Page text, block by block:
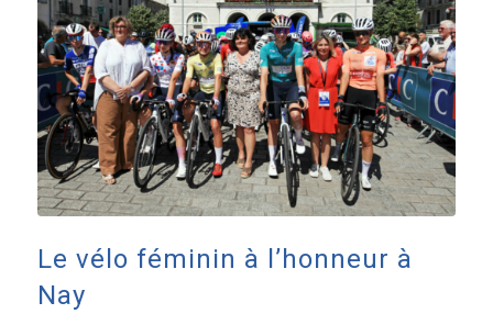
Le vélo féminin à l’honneur à
Nay